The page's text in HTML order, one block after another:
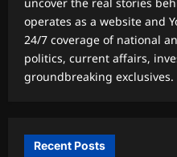
operates as a website and
24/7 coverage of national
politics, current affairs,
groundbreaking exclusives.
Recent Posts